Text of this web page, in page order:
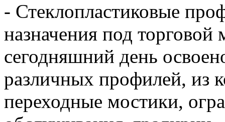
- Стеклопластиковые
назначения под
сегодняшний день
различных профилей, из
переходные мостики,